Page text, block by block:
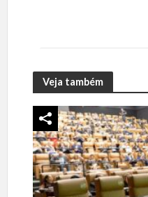
Veja também